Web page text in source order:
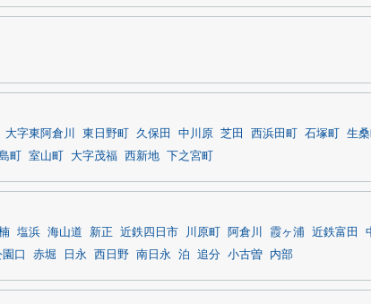
大字東阿倉川 東日野町 久保田 中川原 芝田 西浜田町 石塚町 生桑
町 室山町 大字茂福 西新地 下之宮町
塩浜 海山道 新正 近鉄四日市 川原町 阿倉川 霞ヶ浦 近鉄富田
口 赤堀 日永 西日野 南日永 泊 追分 小古曽 内部